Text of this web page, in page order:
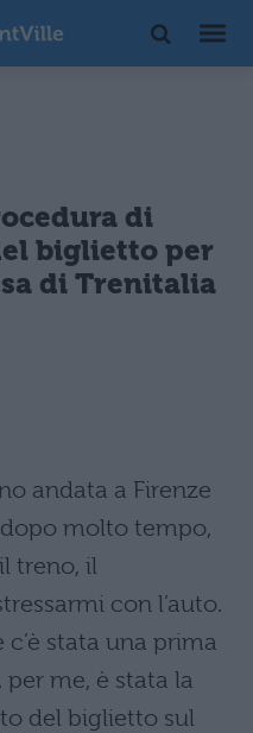
di
biglietto per
di Trenitalia
andata a Firenze
molto tempo,
treno, il
con l’auto.
stata una prima
me, è stata la
del biglietto sul